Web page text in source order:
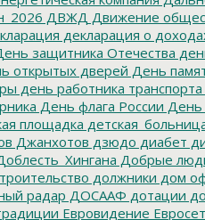
ДВЖД Движение
декларация о
защитника Отечества
открытых дверей День
день работника транспорта
День флага России
площадка
Джанхотов дзюдо диабет
Добрые
должники дом
радар ДОСААФ дотации
Евровидение